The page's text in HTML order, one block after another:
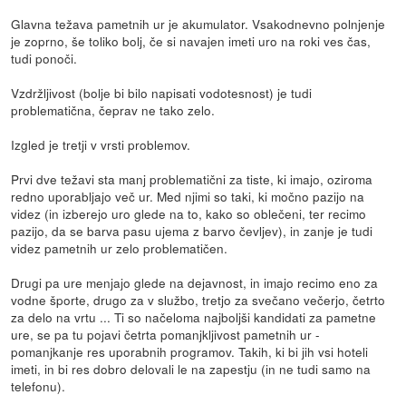
Glavna težava pametnih ur je akumulator. Vsakodnevno polnjenje
je zoprno, še toliko bolj, če si navajen imeti uro na roki ves čas,
tudi ponoči.
Vzdržljivost (bolje bi bilo napisati vodotesnost) je tudi
problematična, čeprav ne tako zelo.
Izgled je tretji v vrsti problemov.
Prvi dve težavi sta manj problematični za tiste, ki imajo, oziroma
redno uporabljajo več ur. Med njimi so taki, ki močno pazijo na
videz (in izberejo uro glede na to, kako so oblečeni, ter recimo
pazijo, da se barva pasu ujema z barvo čevljev), in zanje je tudi
videz pametnih ur zelo problematičen.
Drugi pa ure menjajo glede na dejavnost, in imajo recimo eno za
vodne športe, drugo za v službo, tretjo za svečano večerjo, četrto
za delo na vrtu ... Ti so načeloma najboljši kandidati za pametne
ure, se pa tu pojavi četrta pomanjkljivost pametnih ur -
pomanjkanje res uporabnih programov. Takih, ki bi jih vsi hoteli
imeti, in bi res dobro delovali le na zapestju (in ne tudi samo na
telefonu).